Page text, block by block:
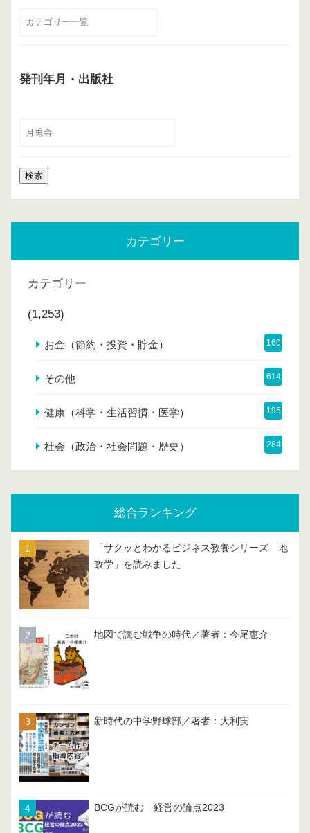
発刊年月・出版社
カテゴリー
カテゴリー
(1,253)
お金（節約・投資・貯金） 160
その他 614
健康（科学・生活習慣・医学） 195
社会（政治・社会問題・歴史） 284
総合ランキング
「サクッとわかるビジネス教養シリーズ 地
政学」を読みました
地図で読む戦争の時代／著者：今尾恵介
新時代の中学野球部／著者：大利実
BCGが読む 経営の論点2023